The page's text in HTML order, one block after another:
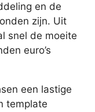
en de
zijn. Uit
snel de moeite
euro’s
een lastige
template